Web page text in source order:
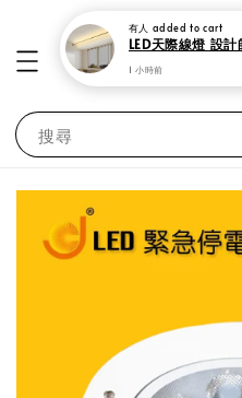
搜尋
有人 added to cart
1 小時前